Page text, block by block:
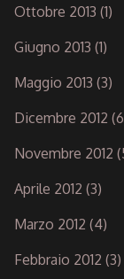
Ottobre 2013 (1)
Giugno 2013 (1)
Maggio 2013 (3)
Dicembre 2012
Novembre 2012
Aprile 2012 (3)
Marzo 2012 (4)
Febbraio 2012 (3)